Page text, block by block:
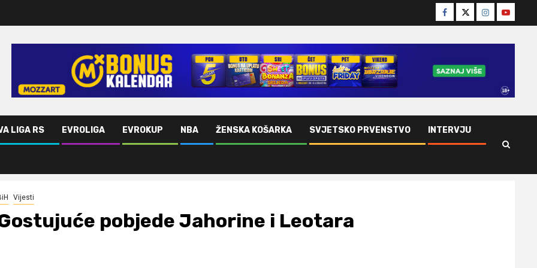
Facebook
TwitterInstagram
Youtube
LIGA RS EVROLIGA EVROKUP NBA ŽENSKA KOŠARKA SVJETSKO PRVENSTVO INTERVJU
Vijesti
pobjede Jahorine i Leotara